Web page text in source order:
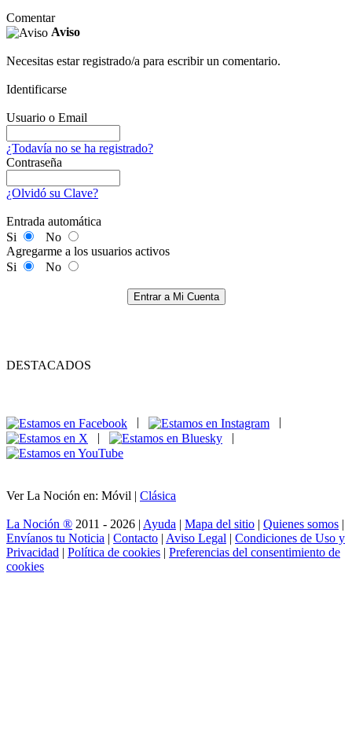
Comentar
Aviso
Necesitas estar registrado/a para escribir un comentario.
Identificarse
Usuario o Email
¿Todavía no se ha registrado?
Contraseña
¿Olvidó su Clave?
Entrada automática
Si
No
Agregarme a los usuarios activos
Si
No
Entrar a Mi Cuenta
DESTACADOS
|
|
Ver La Noción en: Móvil | Clásica
La Noción ® 2011 - 2026 | Ayuda | Mapa del sitio | Quienes somos |
Envíanos tu Noticia | Contacto | Aviso Legal | Condiciones de Uso y
Privacidad | Política de cookies | Preferencias del consentimiento de
cookies